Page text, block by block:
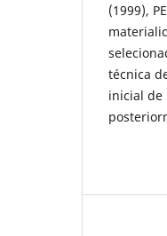
(1999),
técnica
inicial de